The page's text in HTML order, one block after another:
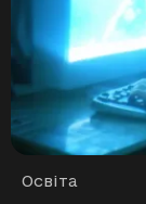
Рубрики
Освіта